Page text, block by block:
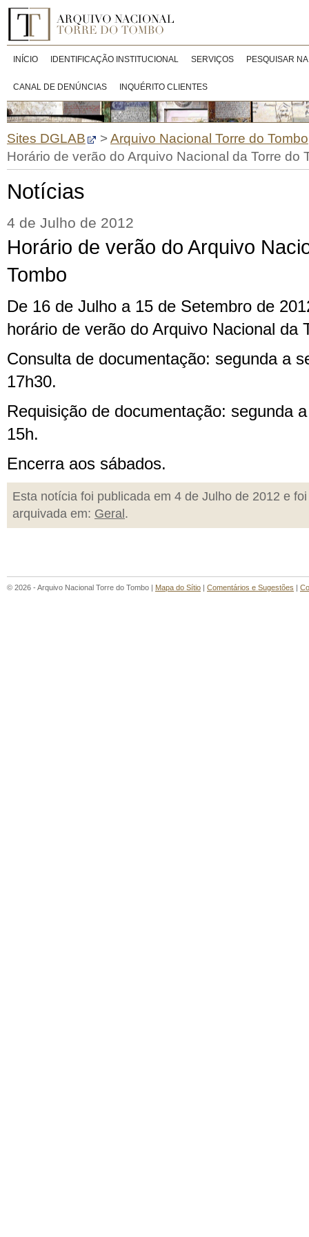
INÍCIO IDENTIFICAÇÃO INSTITUCIONAL SERVIÇOS PESQUISAR
CANAL DE DENÚNCIAS INQUÉRITO CLIENTES
Sites DGLAB >Arquivo Nacional Torre do Tombo
Horário de verão do Arquivo Nacional da Torre do
Notícias
4 de Julho de 2012
Horário de verão do Arquivo
Tombo
De 16 de Julho a 15 de Setembro de
horário de verão do Arquivo Nacional da
Consulta de documentação: segunda a
17h30.
Requisição de documentação: segunda
15h.
Encerra aos sábados.
Esta notícia foi publicada em 4 de Julho de 2012 e foi
arquivada em: Geral .
© 2026 - Arquivo Nacional Torre do Tombo | Mapa do Sítio | Comentários e Sugestões |